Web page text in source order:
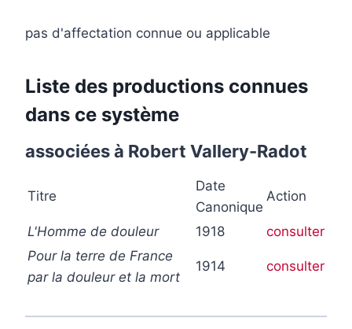
pas d'affectation connue ou applicable
Liste des productions connues
dans ce système
associées à Robert Vallery-Radot
Titre
Date
Canonique
Action
L'Homme de douleur 1918
consulter
Pour la terre de France
par la douleur et la mort
1914 consulter